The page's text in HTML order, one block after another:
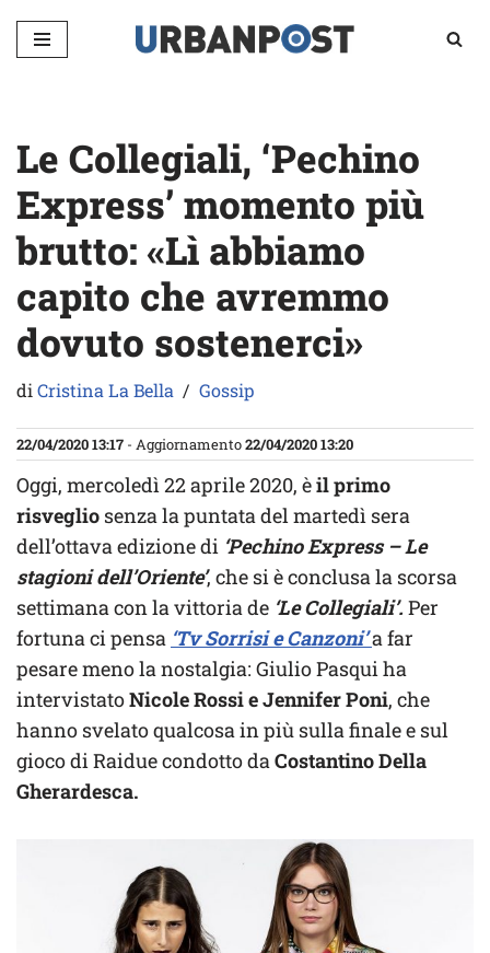
Vai
Le Collegiali, ‘Pechino
Express’ momento più
brutto: «Lì abbiamo
capito che avremmo
dovuto sostenerci»
diCristina La Bella Gossip
22/04/2020 13:17 - Aggiornamento22/04/2020 13:20
Oggi, mercoledì 22 aprile 2020, èil primo
risveglio senza la puntata del martedì sera
dell’ottava edizione di ‘Pechino Express – Le
stagioni dell’Oriente’, che si è conclusa la scorsa
settimana con la vittoria de ‘Le Collegiali’. Per
fortuna ci pensa ‘Tv Sorrisi e Canzoni’a far
pesare meno la nostalgia: Giulio Pasqui ha
intervistatoNicole Rossi e Jennifer Poni, che
hanno svelato qualcosa in più sulla finale e sul
gioco di Raidue condotto daCostantino Della
Gherardesca.